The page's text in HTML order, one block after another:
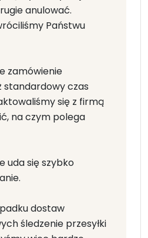
anulować.
Państwu
zamówienie
standardowy czas
się z firmą
na czym polega
uda się szybko
dostaw
śledzenie przesyłki